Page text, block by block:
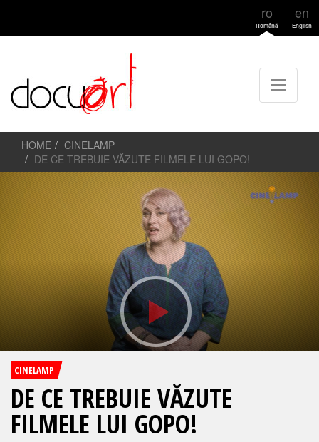
ro
Română
en
English
HOME
CINELAMP
DE CE TREBUIE VĂZUTE FILMELE LUI GOPO!
CINELAMP
DE CE TREBUIE VĂZUTE
FILMELE LUI GOPO!